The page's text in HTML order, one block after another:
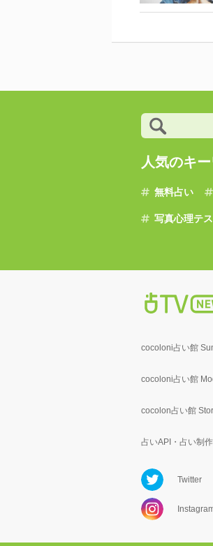
人気のキ
無料占い
写真心理テス
cocoloni占い館
cocoloni占い館
cocolon占い館
占いAPI・占い制